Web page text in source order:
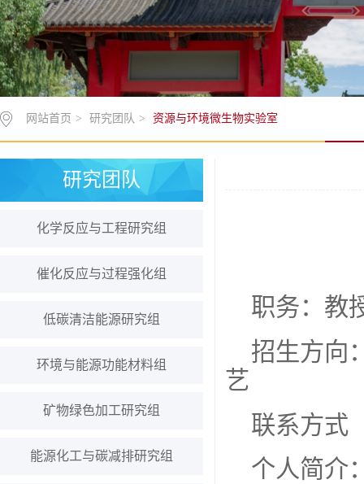
网站首页 > 研究团队 > 资源与环境微生物实验室
研究团队
化学反应与工程研究组
催化反应与过程强化组
低碳清洁能源研究组
环境与能源功能材料组
矿物绿色加工研究组
能源化工与碳减排研究组
职务：教
招生方向
艺
联系方式
个人简介